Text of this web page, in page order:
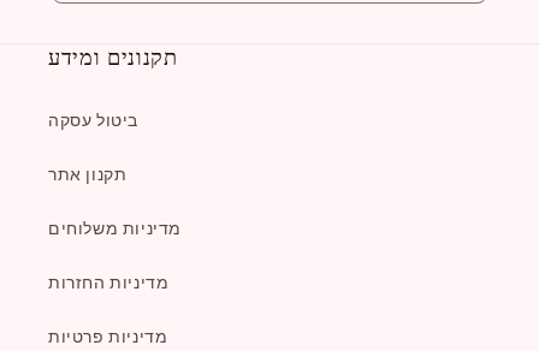
תקנונים ומידע
ביטול עסקה
תקנון אתר
מדיניות משלוחים
מדיניות החזרות
מדיניות פרטיות